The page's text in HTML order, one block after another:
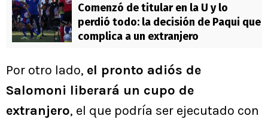
Comenzó de titular en la U y lo
perdió todo: la decisión de Paqui que
complica a un extranjero
Por otro lado, el pronto adiós de
Salomoni liberará un cupo de
extranjero, el que podría ser ejecutado con